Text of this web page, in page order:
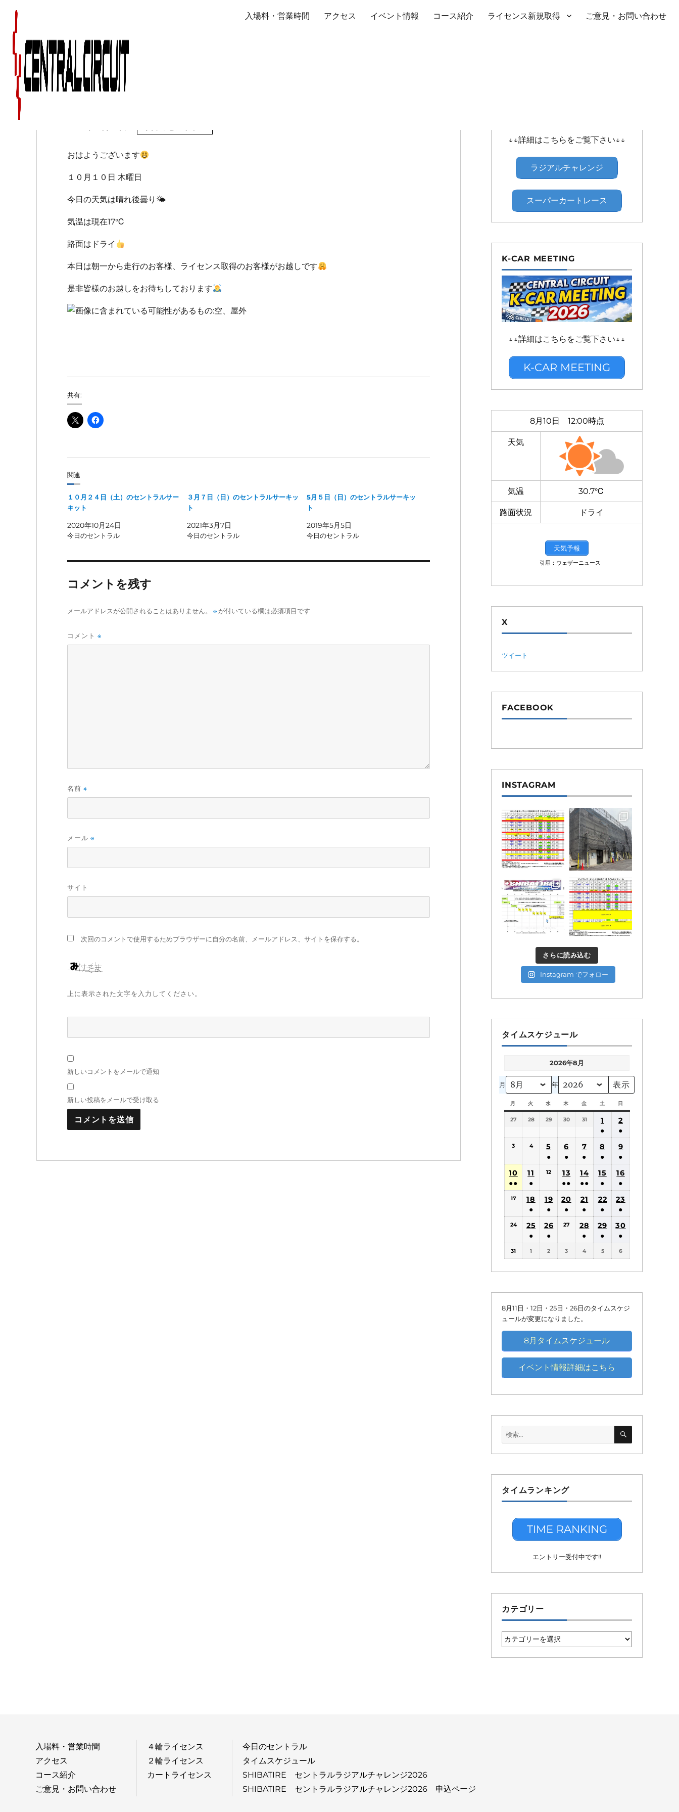
入場料・営業時間 アクセス イベント情報 コース紹介 ライセンス新規取得 ご意見・お問い合わせ
１０月１０日（木）のセントラルサーキット
おはようございます
１０月１０日 木曜日
今日の天気は晴れ後曇り 🌤
気温は現在17℃
路面はドライ
本日は朝一から走行のお客様、ライセンス取得のお客様がお越しです
是非皆様のお越しをお待ちしております
共有:
関連
１０月２４日（土）のセントラルサー
キット
2020年10月24日
今日のセントラル
３月７日（日）のセントラルサーキッ
ト
2021年3月7日
今日のセントラル
5月５日（日）のセントラルサーキッ
ト
2019年5月5日
今日のセントラル
コメントを残す
メールアドレスが公開されることはありません。 ※ が付いている欄は必須項目です
コメント ※
名前 ※
メール ※
サイト
次回のコメントで使用するためブラウザーに自分の名前、メールアドレス、サイトを保存する。
上に表示された文字を入力してください。
新しいコメントをメールで通知
新しい投稿をメールで受け取る
↓↓詳細はこちらをご覧下さい↓↓
ラジアルチャレンジ
スーパーカートレース
K-CAR MEETING
↓↓詳細はこちらをご覧下さい↓↓
K-CAR MEETING
8月10日 12:00時点
天気
気温 30.7℃
路面状況 ドライ
天気予報
引用：ウェザーニュース
X
ツイート
FACEBOOK
INSTAGRAM
さらに読み込む
Instagram でフォロー
タイムスケジュール
2026年8月
月 年
月
曜
日
火
曜
日
水
曜
日
木
曜
日
金
曜
土
曜
日
曜
27 28 29 30 31
1
●
(1
件
の
イ
ベ
ン
ト)
2
●
(1
件
の
イ
ベ
ン
ト)
3 4
5
●
(1
の
イ
ベ
ン
ト)
6
●
(1
件
の
イ
ベ
ン
7
●
(1
件
の
イ
ベ
ン
ト)
8
●
(1
件
の
イ
ベ
ン
ト)
9
●
(1
件
の
イ
ベ
ン
ト)
10
●●
(2
の
イ
ン
11
●
(1
件
の
イ
ベ
ン
12
13
●●
(2
件
の
イ
ン
14
●●
(2
件
の
イ
ベ
ン
15
●
(1
件
の
イ
ベ
ン
16
●
(1
件
の
イ
ベ
ン
17
18
●
(1
件
イ
19
●
(1
件
イ
20
●
(1
イ
21
●
(1
件
イ
22
●
(1
件
イ
23
●
(1
件
イ
24
25
●
件
ベ
ン
ト)
26
●
件
ベ
ン
ト)
27
28
●
件
ベ
ン
29
●
件
ベ
ン
30
●
件
ベ
ン
31 1 2 3 4 5 6
8月11日・12日・25日・26日のタイムスケジ
ュールが変更になりました。
8月タイムスケジュール
イベント情報詳細はこちら
検
索:
検
タイムランキング
TIME RANKING
エントリー受付中です!!
カテゴリー
カ
テ
入場料・営業時間
アクセス
コース紹介
ご意見・お問い合わせ
４輪ライセンス
２輪ライセンス
カートライセンス
今日のセントラル
タイムスケジュール
SHIBATIRE セントラルラジアルチャレンジ2026
SHIBATIRE セントラルラジアルチャレンジ2026 申込ページ